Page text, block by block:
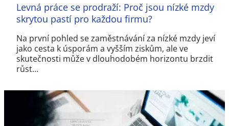
Levná práce se prodraží: Proč jsou nízké mzdy
skrytou pastí pro každou firmu?
Na první pohled se zaměstnávání za nízké mzdy jeví
jako cesta k úsporám a vyšším ziskům, ale ve
skutečnosti může v dlouhodobém horizontu brzdit
růst…